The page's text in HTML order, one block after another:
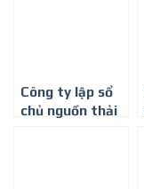
Công ty lập sổ
chủ nguồn thải